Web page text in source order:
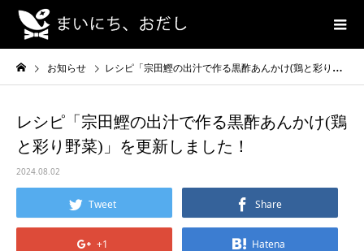
お知らせ レシピ「宗田鰹の出汁で作る黒酢あんかけ(鶏と彩り野菜)」を更新しました！
レシピ「宗田鰹の出汁で作る黒酢あんかけ(鶏
と彩り野菜)」を更新しました！
2024.08.02
Tweet Share
+1 Hatena